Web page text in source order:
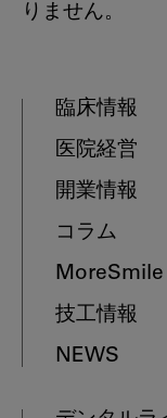
りません。
臨床情報
医院経営
開業情報
コラム
MoreSmile
技工情報
NEWS